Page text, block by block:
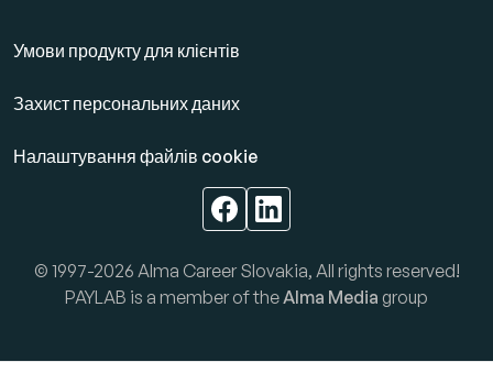
Умови продукту для клієнтів
Захист персональних даних
Налаштування файлів cookie
© 1997-2026 Alma Career Slovakia, All rights reserved!
PAYLAB is a member of the Alma Media group